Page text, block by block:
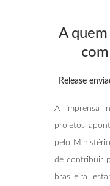
A
Release
A imprensa
projetos
pelo
de contribuir
brasileira